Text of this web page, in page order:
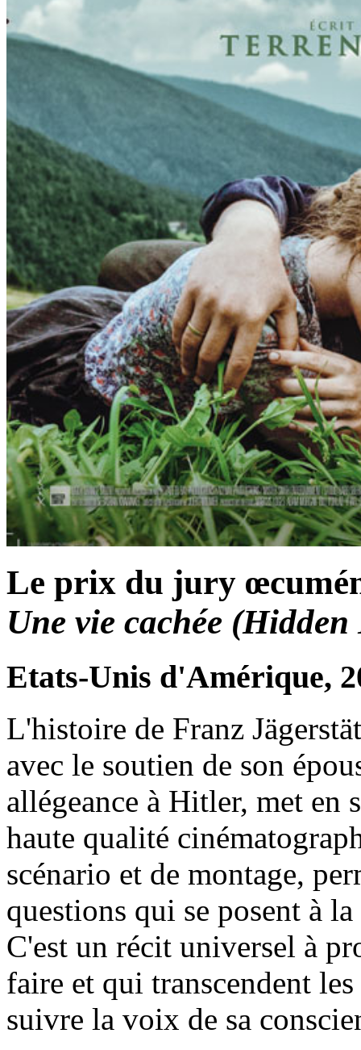
Le prix du jury
Une vie cachée
Etats-Unis d'Amérique,
L'histoire de Franz
avec le soutien de son
allégeance à Hitler, met en
haute qualité
scénario et de montage,
questions qui se posent à
C'est un récit universel à
faire et qui transcendent
suivre la voix de sa